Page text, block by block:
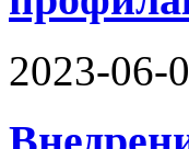
2023-06-